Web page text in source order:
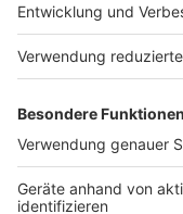
Presse
Werben
Archiv
ANTENNE BAYERN
Stiftung ANTENNE